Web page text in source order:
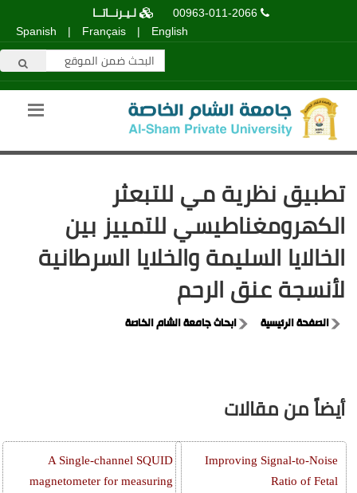
00963-011-2066
لـيـرنــاتــا
English
|
Français
|
Spanish
تطبيق نظرية مي للتبعثر
الكهرومغناطيسي للتمييز بين
الخالايا السليمة والخلايا السرطانية
لأنسجة عنق الرحم
الصفحة الرئيسية ابحاث جامعة الشام الخاصة
أيضاً من مقالات
Improving Signal-to-Noise
Ratio of Fetal
A Single-channel SQUID
magnetometer for measuring